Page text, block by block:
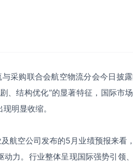
采购联合会航空物流分会今日披
、结构优化”的显著特征，国际市
明显收缩。
航空公司发布的5月业绩预报来看
动力。行业整体呈现国际强势引领